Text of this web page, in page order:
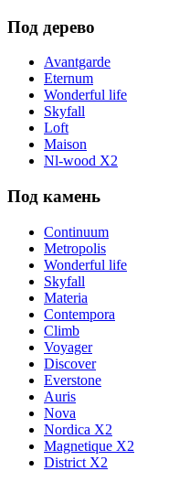
Под дерево
Avantgarde
Eternum
Wonderful life
Skyfall
Loft
Maison
Nl-wood X2
Под камень
Continuum
Metropolis
Wonderful life
Skyfall
Materia
Contempora
Climb
Voyager
Discover
Everstone
Auris
Nova
Nordica X2
Magnetique X2
District X2